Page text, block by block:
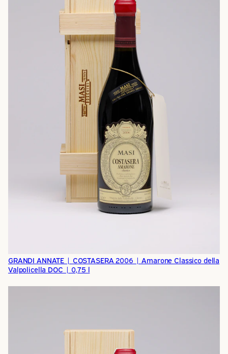
GRANDI ANNATE | COSTASERA 2006 | Amarone Classico della
Valpolicella DOC | 0,75 l